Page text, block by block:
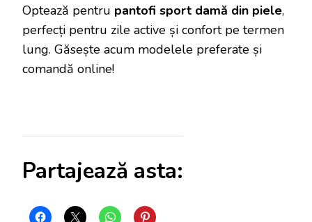
Optează pentru pantofi sport damă din piele,
perfecți pentru zile active și confort pe termen
lung. Găsește acum modelele preferate și
comandă online!
Partajează asta: